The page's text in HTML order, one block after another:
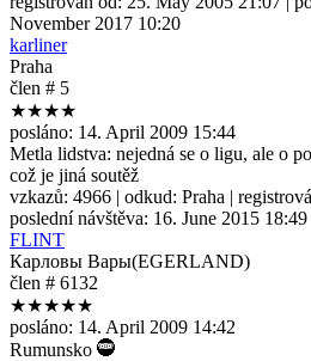
November 2017 10:20
karliner
Praha
člen # 5
★★★★
posláno: 14. April 2009 15:44
Metla lidstva: nejedná se o ligu, ale o
což je jiná soutěž
vzkazů: 4966 | odkud: Praha |
poslední návštěva: 16. June 2015 18:49
FLINT
Карловы Вары(EGERLAND)
člen # 6132
★★★★★
posláno: 14. April 2009 14:42
Rumunsko